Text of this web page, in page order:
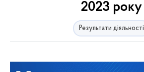
2023 року
Результати діяльності